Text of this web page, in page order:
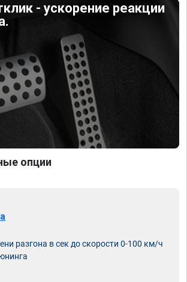
- ускорение реакции
опции
разгона в сек до скорости 0-100 км/ч